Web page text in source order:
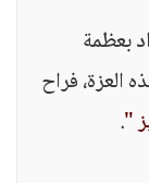
بعظمة
العزة، فراح
"
.